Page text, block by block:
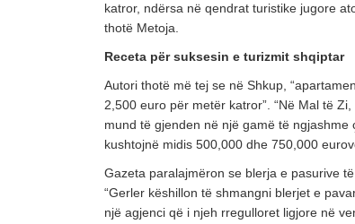
katror, ​​ndërsa në qendrat turistike jugore
thotë Metoja.
Receta për suksesin e turizmit shqiptar
Autori thotë më tej se në Shkup,
2,500 euro për metër katror”. “Në Mal të
mund të gjenden në një gamë të
kushtojnë midis 500,000 dhe 750,000
Gazeta paralajmëron se blerja e pasurive
“Gerler këshillon të shmangni blerjet e
një agjenci që i njeh rregulloret ligjore në